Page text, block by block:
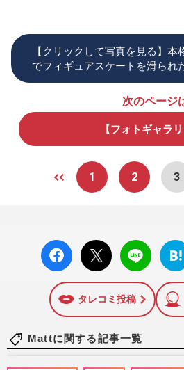
【クリックして写真を見る】本
でフィギュアスケートを滑られ
次のページ
【フォトギャラリ
1 2 3
facebo
ok い
X ポス
ト
LINE
はて
ブッ
に追
タレコミ投稿
Mattに関する記事一覧